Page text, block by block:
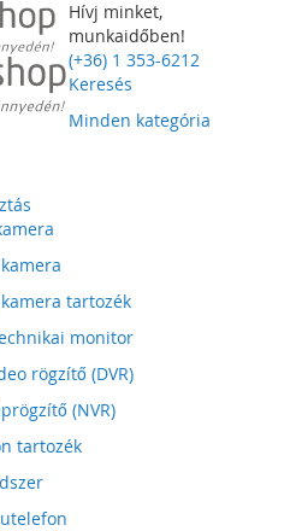
Hívj minket,
munkaidőben!
(+36) 1 353-6212
Keresés
Minden kategória
tartozék
monitor
rögzítő (DVR)
(NVR)
tartozék